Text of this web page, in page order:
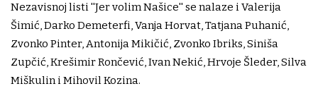
Nezavisnoj listi ''Jer volim Našice'' se nalaze i Valerija
Šimić, Darko Demeterfi, Vanja Horvat, Tatjana Puhanić,
Zvonko Pinter, Antonija Mikičić, Zvonko Ibriks, Siniša
Zupčić, Krešimir Rončević, Ivan Nekić, Hrvoje Šleder, Silva
Miškulin i Mihovil Kozina.